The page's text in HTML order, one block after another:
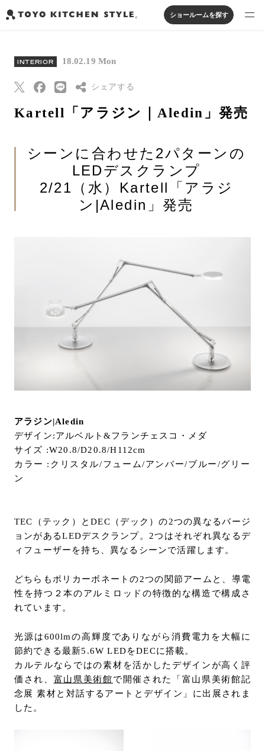
オープンキッチン
ペニンシュラキッチン
壁付けキッチン
セパレートキッチン
並列型キッチン
家具・照明・タイル
バス・洗面
実例から探す
私たちについて
ジャーナルを読む
オンラインストア
LANGUAGE :
JP
ショールームを探す
INTERIOR 18.02.19 Mon
シェアする
Threads
はてなブックマー
ク
Eメールで送信
URLをコピー
Kartell「アラジン｜Aledin」発売
シーンに合わせた2パターンの
LEDデスクランプ
2/21（水）Kartell「アラジ
ン|Aledin」発売
アラジン|Aledin
デザイン:アルベルト&フランチェスコ・メダ
サイズ :W20.8/D20.8/H112cm
カラー :クリスタル/フューム/アンバー/ブルー/グリー
ン
TEC（テック）とDEC（デック）の2つの異なるバージ
ョンがあるLEDデスクランプ。2つはそれぞれ異なるデ
ィフューザーを持ち、異なるシーンで活躍します。
どちらもポリカーボネートの2つの関節アームと、導電
性を持つ２本のアルミロッドの特徴的な構造で構成さ
れています。
光源は600lmの高輝度でありながら消費電力を大幅に
節約できる最新5.6W LEDをDECに搭載。
カルテルならではの素材を活かしたデザインが高く評
価され、 富山県美術館で開催された「富山県美術館記
念展 素材と対話するアートとデザイン」に出展されま
した。